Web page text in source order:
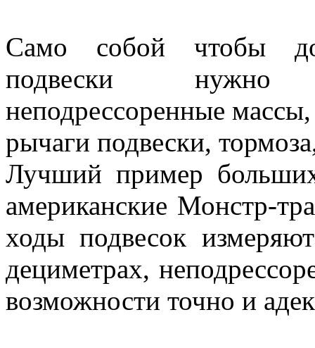
Само собой чтобы
подвески нужно
неподрессоренные
рычаги подвески,
Лучший пример
американские Монстр-
ходы подвесок
дециметрах,
возможности точно и